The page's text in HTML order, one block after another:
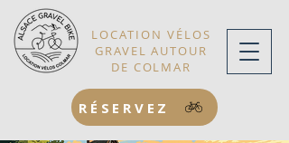
LOCATION VÉLOS
GRAVEL AUTOUR
DE COLMAR
RÉSERVEZ